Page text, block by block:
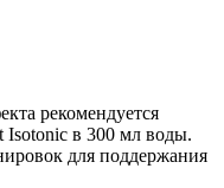
рекомендуется
Isotonic в 300 мл воды.
для поддержания